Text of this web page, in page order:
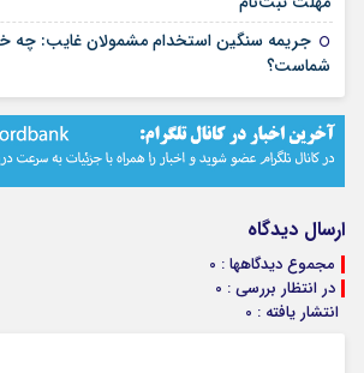
جریمه سنگین استخدام مشمولان غایب: چه
شماست؟
ارسال دیدگاه
مجموع دیدگاهها : 0
در انتظار بررسی : 0
انتشار یافته : 0